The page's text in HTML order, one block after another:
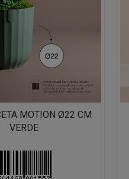
MOTION Ø22 CM
VERDE